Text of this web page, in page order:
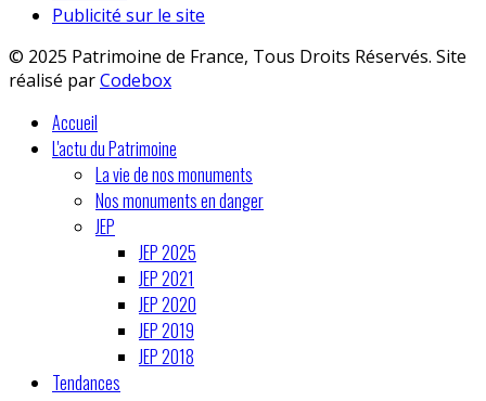
Publicité sur le site
© 2025 Patrimoine de France, Tous Droits Réservés. Site
réalisé parCodebox
Accueil
L'actu du Patrimoine
La vie de nos monuments
Nos monuments en danger
JEP
JEP 2025
JEP 2021
JEP 2020
JEP 2019
JEP 2018
Tendances